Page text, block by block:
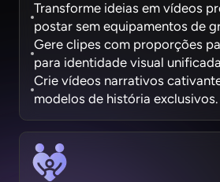
Transforme ideias em vídeos
postar sem equipamentos de
Gere clipes com proporções
para identidade visual
Crie vídeos narrativos
modelos de história exclusivos.